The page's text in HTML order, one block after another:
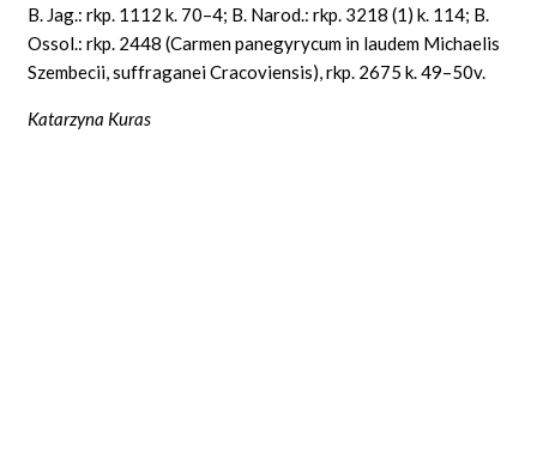
B. Jag.: rkp. 1112 k. 70–4; B. Narod.: rkp. 3218 (1) k. 114; B.
Ossol.: rkp. 2448 (Carmen panegyrycum in laudem Michaelis
Szembecii, suffraganei Cracoviensis), rkp. 2675 k. 49–50v.
Katarzyna Kuras